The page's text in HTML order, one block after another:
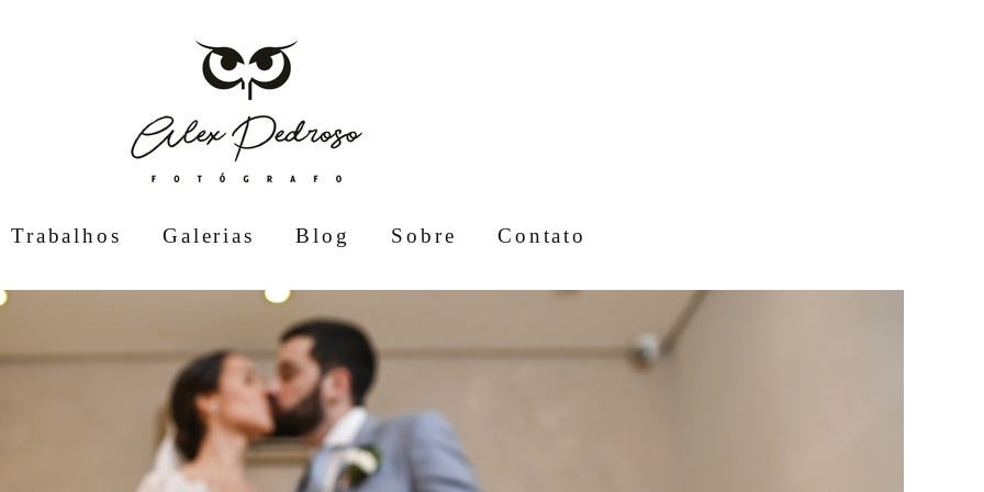
Trabalhos Galerias Blog Sobre Contato